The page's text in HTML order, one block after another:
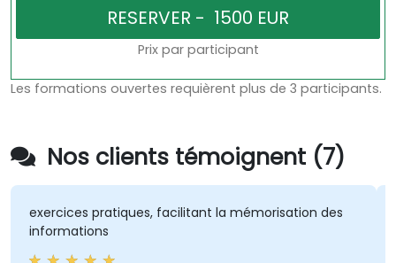
Prix par participant
Les formations ouvertes requièrent plus de 3 participants.
Nos clients témoignent (7)
exercices pratiques, facilitant la mémorisation des
informations